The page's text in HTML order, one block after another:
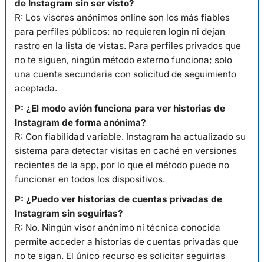
de Instagram sin ser visto?
R: Los visores anónimos online son los más fiables
para perfiles públicos: no requieren login ni dejan
rastro en la lista de vistas. Para perfiles privados que
no te siguen, ningún método externo funciona; solo
una cuenta secundaria con solicitud de seguimiento
aceptada.
P: ¿El modo avión funciona para ver historias de
Instagram de forma anónima?
R: Con fiabilidad variable. Instagram ha actualizado su
sistema para detectar visitas en caché en versiones
recientes de la app, por lo que el método puede no
funcionar en todos los dispositivos.
P: ¿Puedo ver historias de cuentas privadas de
Instagram sin seguirlas?
R: No. Ningún visor anónimo ni técnica conocida
permite acceder a historias de cuentas privadas que
no te sigan. El único recurso es solicitar seguirlas